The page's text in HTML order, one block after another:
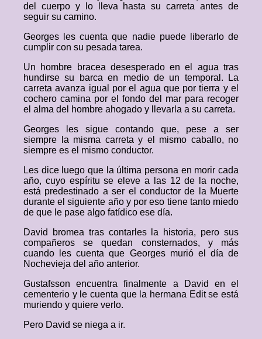
del cuerpo y lo lleva hasta su carreta antes de
seguir su camino.
Georges les cuenta que nadie puede liberarlo de
cumplir con su pesada tarea.
Un hombre bracea desesperado en el agua tras
hundirse su barca en medio de un temporal. La
carreta avanza igual por el agua que por tierra y el
cochero camina por el fondo del mar para recoger
el alma del hombre ahogado y llevarla a su carreta.
Georges les sigue contando que, pese a ser
siempre la misma carreta y el mismo caballo, no
siempre es el mismo conductor.
Les dice luego que la última persona en morir cada
año, cuyo espíritu se eleve a las 12 de la noche,
está predestinado a ser el conductor de la Muerte
durante el siguiente año y por eso tiene tanto miedo
de que le pase algo fatídico ese día.
David bromea tras contarles la historia, pero sus
compañeros se quedan consternados, y más
cuando les cuenta que Georges murió el día de
Nochevieja del año anterior.
Gustafsson encuentra finalmente a David en el
cementerio y le cuenta que la hermana Edit se está
muriendo y quiere verlo.
Pero David se niega a ir.